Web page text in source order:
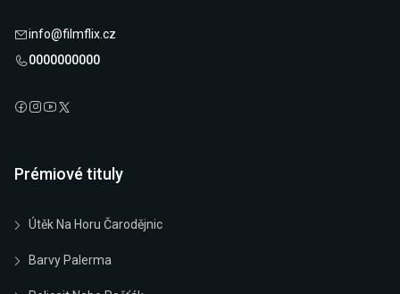
info@filmflix.cz
0000000000
Prémiové tituly
Útěk Na Horu Čarodějnic
Barvy Palerma